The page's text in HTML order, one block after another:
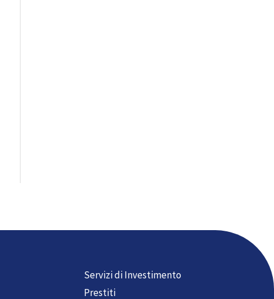
Servizi di Investimento
Prestiti